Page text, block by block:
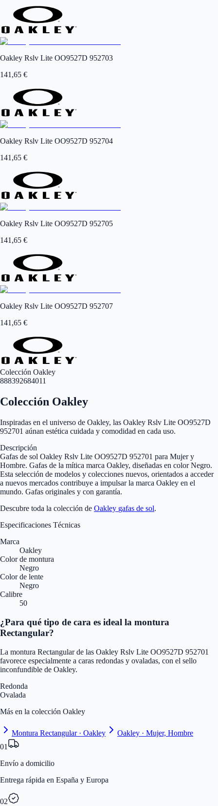
Oakley Rslv Lite OO9527D 952703
141,65 €
Oakley Rslv Lite OO9527D 952704
141,65 €
Oakley Rslv Lite OO9527D 952705
141,65 €
Oakley Rslv Lite OO9527D 952707
141,65 €
Colección Oakley
888392684011
Colección Oakley
Inspiradas en el universo de Oakley, las Oakley Rslv Lite OO9527D
952701 aúnan estética cuidada y comodidad en cada uso.
Descripción
Gafas de sol Oakley Rslv Lite OO9527D 952701 para Mujer y
Hombre. Gafas de la mítica marca Oakley, diseñadas en color Negro.
Esta selección de modelos y colecciones nuevos, orientados a acceder
a nuevos mercados contribuye a impulsar la marca Oakley en el
mundo. Gafas originales y con garantía.
Descubre toda la colección de Oakley gafas de sol.
Especificaciones Técnicas
Marca
Oakley
Color de montura
Negro
Color de lente
Negro
Calibre
50
¿Para qué tipo de cara es ideal la montura
Rectangular?
La montura Rectangular de las Oakley Rslv Lite OO9527D 952701
favorece especialmente a caras redondas y ovaladas, con el sello
inconfundible de Oakley.
Redonda
Ovalada
Más en la colección Oakley
Montura Rectangular · Oakley
Oakley · Mujer, Hombre
01
Envío a domicilio
Entrega rápida en España y Europa
02